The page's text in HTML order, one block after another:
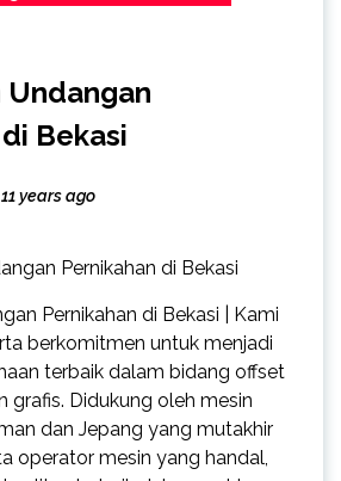
Bekasi
11 years ago
Pernikahan di Bekasi | Kami
berkomitmen untuk menjadi
terbaik dalam bidang offset
grafis. Didukung oleh mesin
dan Jepang yang mutakhir
operator mesin yang handal,